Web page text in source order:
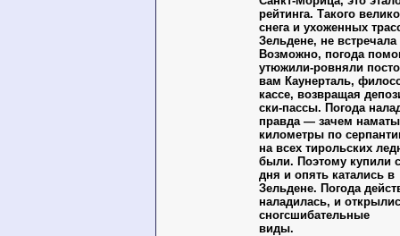
рейтинга. Такого
снега и ухоженных
Зельдене, не встречала
Возможно, погода
утюжили-ровняли
вам Каунерталь,
кассе, возвращая
ски-пассы. Погода
правда — зачем
километры по
на всех тирольских
были. Поэтому купили
дня и опять катались в
Зельдене. Погода
наладилась, и
сногсшибательные
виды.